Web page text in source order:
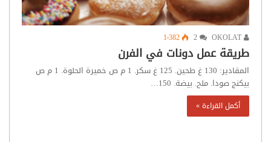
1٬382
طريقة عمل دونات في الفرن
المقادير: 130 غ طحين. 125 غ سكر. 1 م ص خميرة الحلوة. 1 م ص
بيكنج صودا. ملح. بيضة. 150…
أكمل القراءة »